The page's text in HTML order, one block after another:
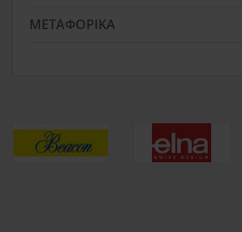
ΜΕΤΑΦΟΡΙΚΆ